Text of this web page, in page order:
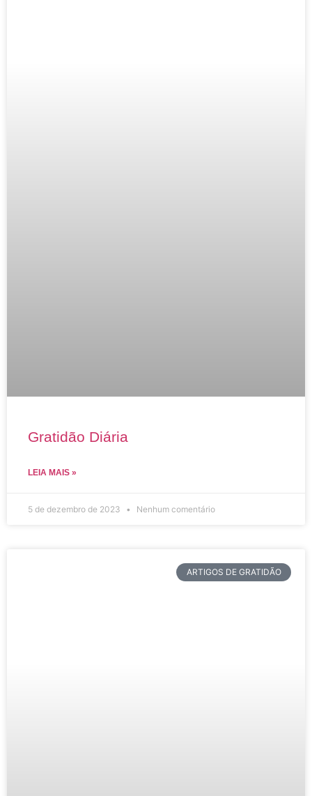
Gratidão Diária
LEIA MAIS »
5 de dezembro de 2023 Nenhum comentário
ARTIGOS DE GRATIDÃO